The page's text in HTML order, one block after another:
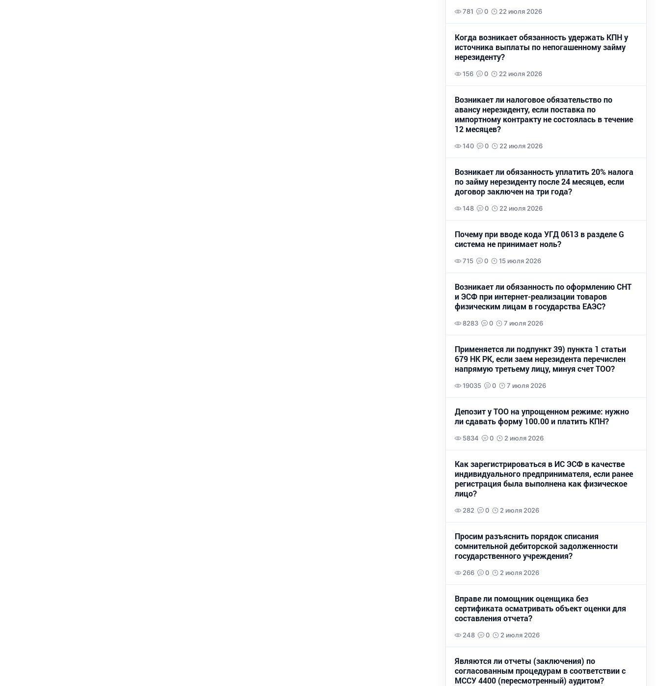
781 0 22 июля 2026
Когда возникает обязанность удержать КПН у
источника выплаты по непогашенному займу
нерезиденту?
156 0 22 июля 2026
Возникает ли налоговое обязательство по
авансу нерезиденту, если поставка по
импортному контракту не состоялась в течение
12 месяцев?
140 0 22 июля 2026
Возникает ли обязанность уплатить 20% налога
по займу нерезиденту после 24 месяцев, если
договор заключен на три года?
148 0 22 июля 2026
Почему при вводе кода УГД 0613 в разделе G
система не принимает ноль?
715 0 15 июля 2026
Возникает ли обязанность по оформлению СНТ
и ЭСФ при интернет-реализации товаров
физическим лицам в государства ЕАЭС?
8283 0 7 июля 2026
Применяется ли подпункт 39) пункта 1 статьи
679 НК РК, если заем нерезидента перечислен
напрямую третьему лицу, минуя счет ТОО?
19035 0 7 июля 2026
Депозит у ТОО на упрощенном режиме: нужно
ли сдавать форму 100.00 и платить КПН?
5834 0 2 июля 2026
Как зарегистрироваться в ИС ЭСФ в качестве
индивидуального предпринимателя, если ранее
регистрация была выполнена как физическое
лицо?
282 0 2 июля 2026
Просим разъяснить порядок списания
сомнительной дебиторской задолженности
государственного учреждения?
266 0 2 июля 2026
Вправе ли помощник оценщика без
сертификата осматривать объект оценки для
составления отчета?
248 0 2 июля 2026
Являются ли отчеты (заключения) по
согласованным процедурам в соответствии с
МССУ 4400 (пересмотренный) аудитом?